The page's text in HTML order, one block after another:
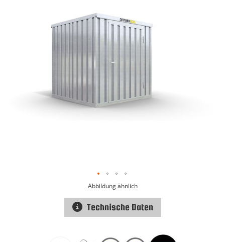
Abbildung ähnlich
Technische Daten